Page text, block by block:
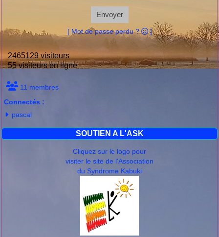
Envoyer
[ Mot de passe perdu ? ]
2465129 visiteurs
55 visiteurs en ligne
11 membres
Connectés :
pascal
SOUTIEN A L'ASK
Cliquez sur le logo pour
visiter le site de l'Association
du Syndrome Kabuki